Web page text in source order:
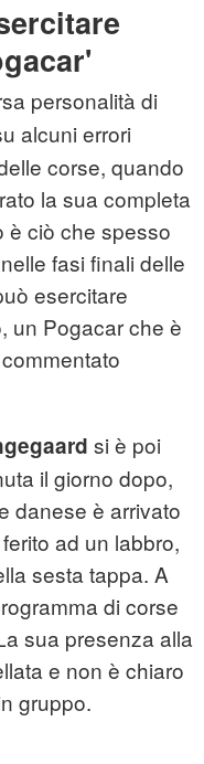
personalità di
alcuni errori
corse, quando
la sua completa
è ciò che spesso
fasi finali delle
esercitare
un Pogacar che è
si è poi
il giorno dopo,
danese è arrivato
ad un labbro,
sesta tappa. A
di corse
sua presenza alla
e non è chiaro
gruppo.